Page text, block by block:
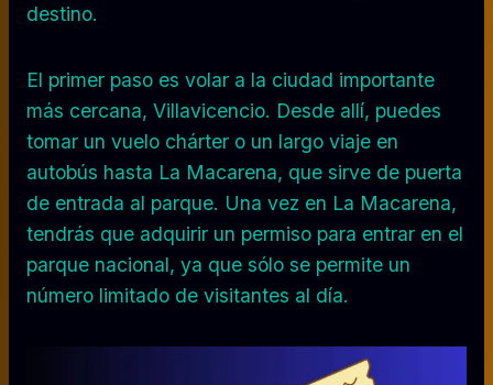
destino.
El primer paso es volar a la ciudad importante
más cercana, Villavicencio. Desde allí, puedes
tomar un vuelo chárter o un largo viaje en
autobús hasta La Macarena, que sirve de puerta
de entrada al parque. Una vez en La Macarena,
tendrás que adquirir un permiso para entrar en el
parque nacional, ya que sólo se permite un
número limitado de visitantes al día.